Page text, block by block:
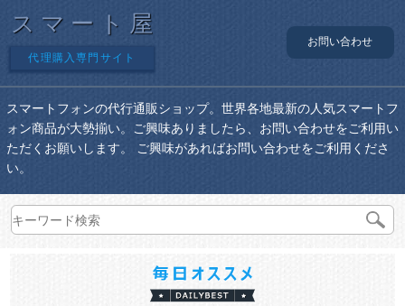
スマート屋
代理購入専門サイト
お問い合わせ
スマートフォンの代行通販ショップ。世界各地最新の人気スマートフ
ォン商品が大勢揃い。ご興味ありましたら、お問い合わせをご利用い
ただくお願いします。 ご興味があればお問い合わせをご利用くださ
い。